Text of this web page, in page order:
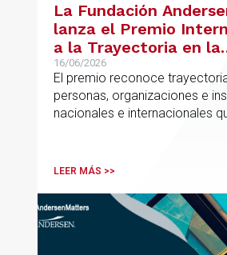
La Fundación
lanza el Premio
a la Trayectoria en la
Promoción de la
16/06/2026
El premio reconoce
personas, organizaciones e
nacionales e internacionales
innovación o la equidad
LEER MÁS >>